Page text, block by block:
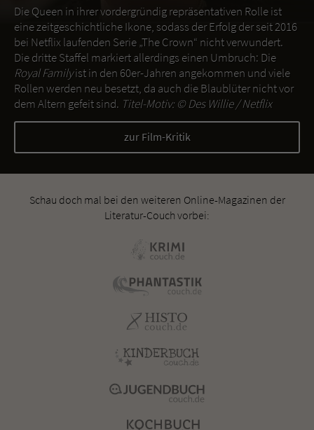
Die Queen in ihrer vordergründig repräsentativen Rolle ist
eine zeitgeschichtliche Ikone, sodass der Erfolg der seit 2016
bei Netflix laufenden Serie „The Crown“ nicht verwundert.
Die dritte Staffel markiert allerdings einen Umbruch: Die
Royal Familyist in den 60er-Jahren angekommen und viele
Rollen werden neu besetzt, da auch die Blaublüter nicht vor
dem Altern gefeit sind. Titel-Motiv: ©Des Willie / Netflix
zur Film-Kritik
Schau doch mal bei den weiteren Online-Magazinen der
Literatur-Couch vorbei: